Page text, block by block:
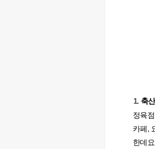
축
정육
카페,
한데